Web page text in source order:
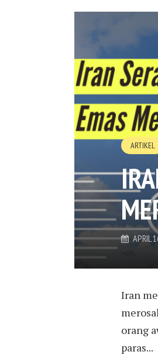
ARTIKEL
APRIL
Iran
orang
paras...